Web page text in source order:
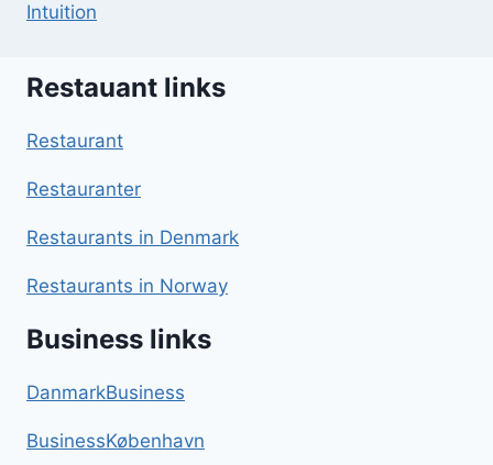
Intuition
Restauant links
Restaurant
Restauranter
Restaurants in Denmark
Restaurants in Norway
Business links
DanmarkBusiness
BusinessKøbenhavn